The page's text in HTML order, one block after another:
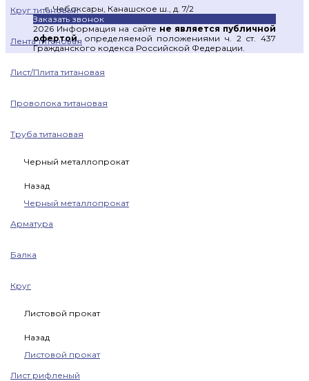
Круг титановый
Лента титановая
Лист/Плита титановая
Проволока титановая
Труба титановая
Черный металлопрокат
Назад
Черный металлопрокат
Арматура
Балка
Круг
Листовой прокат
Назад
Листовой прокат
Лист рифленый
г. Чебоксары, Канашское ш., д. 7/2
Заказать звонок
2026 Информация на сайте не является публичной
офертой, определяемой положениями ч. 2 ст. 437
Гражданского кодекса Российской Федерации.